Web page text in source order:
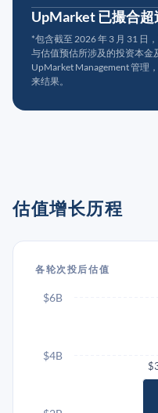
UpMarket 已撮合超
*包含截至 2026 年 3 月 31 日
与估值预估所涉及的投资本金
UpMarket Management 管理
来结果。
估值增长历程
各轮次投后估值
$4B
$6B